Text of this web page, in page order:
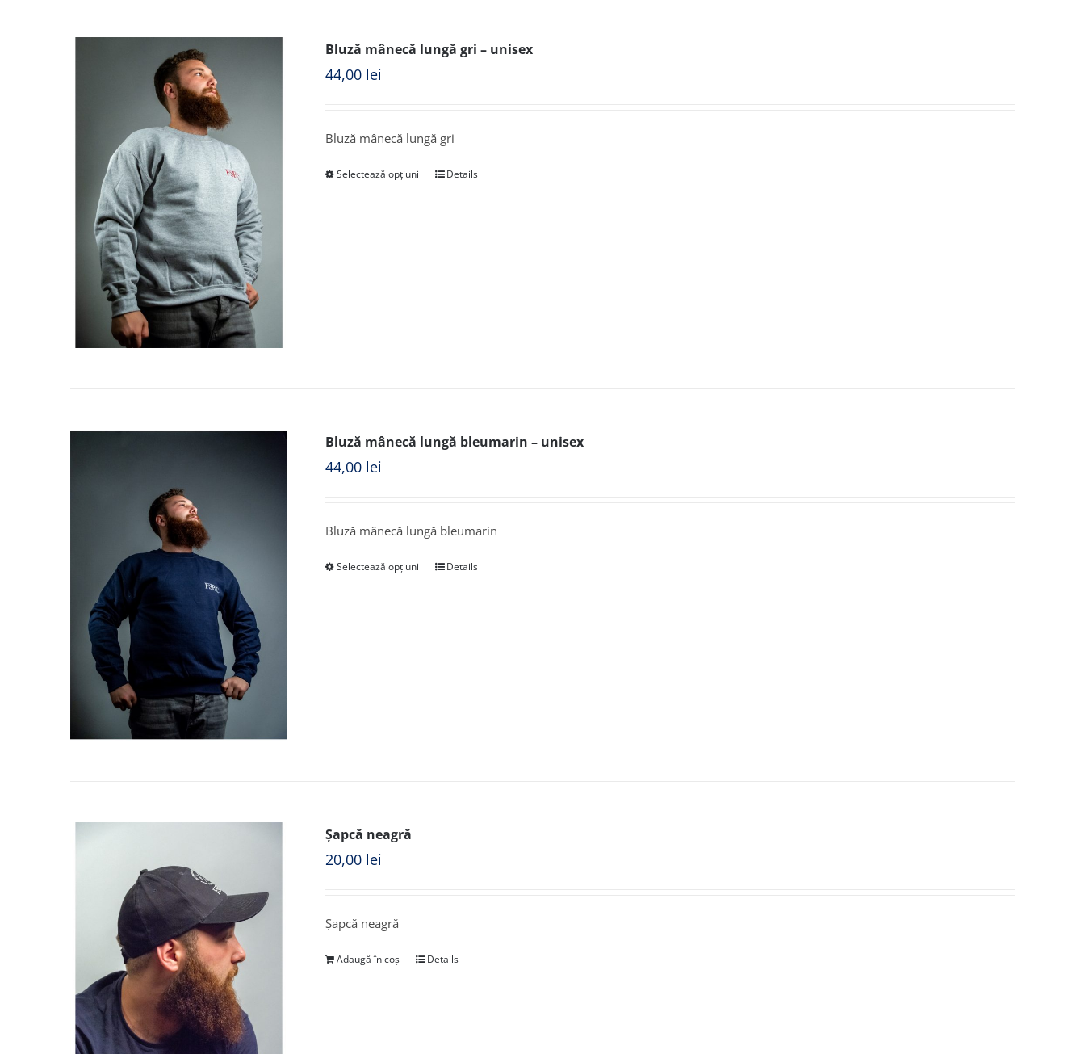
Bluză mânecă lungă gri – unisex
44,00 lei
Bluză mânecă lungă gri
Selectează opțiuni Details
Bluză mânecă lungă bleumarin – unisex
44,00 lei
Bluză mânecă lungă bleumarin
Selectează opțiuni Details
Șapcă neagră
20,00 lei
Șapcă neagră
Adaugă în coș Details